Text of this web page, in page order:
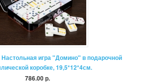
786.00 р.
Настольная игра "Домино" в подарочной
коробке, 19,5*12*4см.